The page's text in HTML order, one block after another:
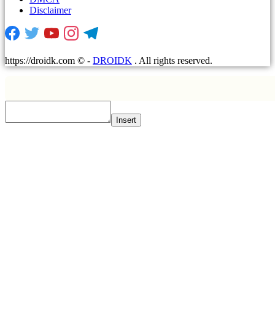
Disclaimer
https://droidk.com © - DROIDK . All rights reserved.
Insert